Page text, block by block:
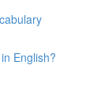
English?